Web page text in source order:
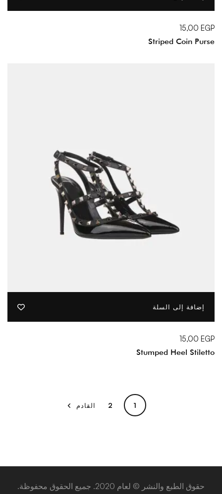
15,00 EGP
Striped Coin Purse
إضافة إلى السلة
15,00 EGP
Stumped Heel Stiletto
1
2 القادم
حقوق الطبع والنشر © لعام 2020. جميع الحقوق محفوظة.